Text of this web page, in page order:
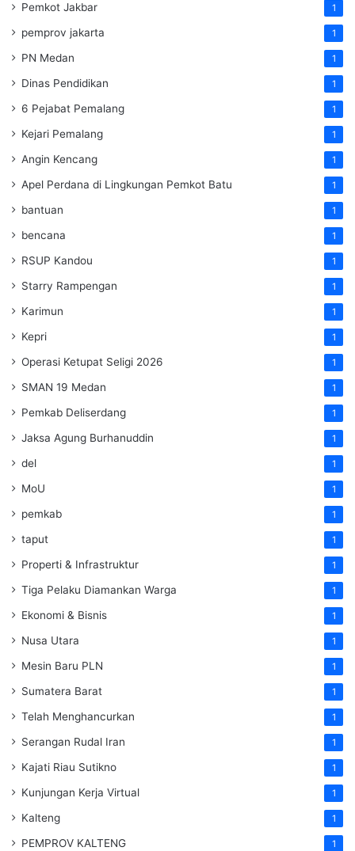
Pemkot Jakbar 1
pemprov jakarta 1
PN Medan 1
Dinas Pendidikan 1
6 Pejabat Pemalang 1
Kejari Pemalang 1
Angin Kencang 1
Apel Perdana di Lingkungan Pemkot Batu 1
bantuan 1
bencana 1
RSUP Kandou 1
Starry Rampengan 1
Karimun 1
Kepri 1
Operasi Ketupat Seligi 2026 1
SMAN 19 Medan 1
Pemkab Deliserdang 1
Jaksa Agung Burhanuddin 1
del 1
MoU 1
pemkab 1
taput 1
Properti & Infrastruktur 1
Tiga Pelaku Diamankan Warga 1
Ekonomi & Bisnis 1
Nusa Utara 1
Mesin Baru PLN 1
Sumatera Barat 1
Telah Menghancurkan 1
Serangan Rudal Iran 1
Kajati Riau Sutikno 1
Kunjungan Kerja Virtual 1
Kalteng 1
PEMPROV KALTENG 1